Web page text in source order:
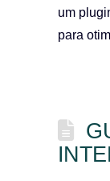
um
para